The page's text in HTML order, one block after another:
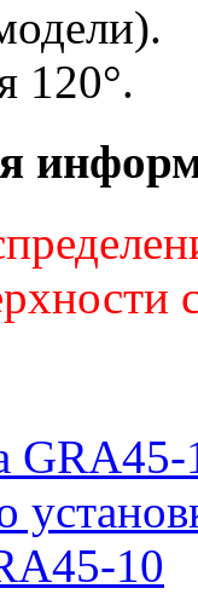
120°.
GRA45-
10